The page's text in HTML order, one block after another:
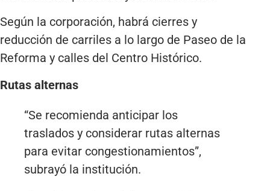
Según la corporación, habrá cierres y
reducción de carriles a lo largo de Paseo de la
Reforma y calles del Centro Histórico.
Rutas alternas
“Se recomienda anticipar los
traslados y considerar rutas alternas
para evitar congestionamientos”,
subrayó la institución.